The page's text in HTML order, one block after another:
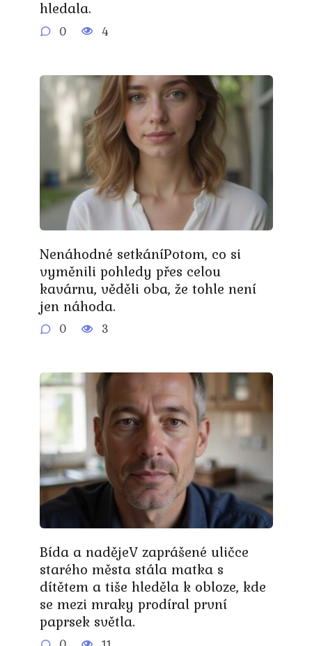
hledala.
0 4
Nenáhodné setkáníPotom, co si
vyměnili pohledy přes celou
kavárnu, věděli oba, že tohle není
jen náhoda.
0 3
Bída a nadějeV zaprášené uličce
starého města stála matka s
dítětem a tiše hleděla k obloze, kde
se mezi mraky prodíral první
paprsek světla.